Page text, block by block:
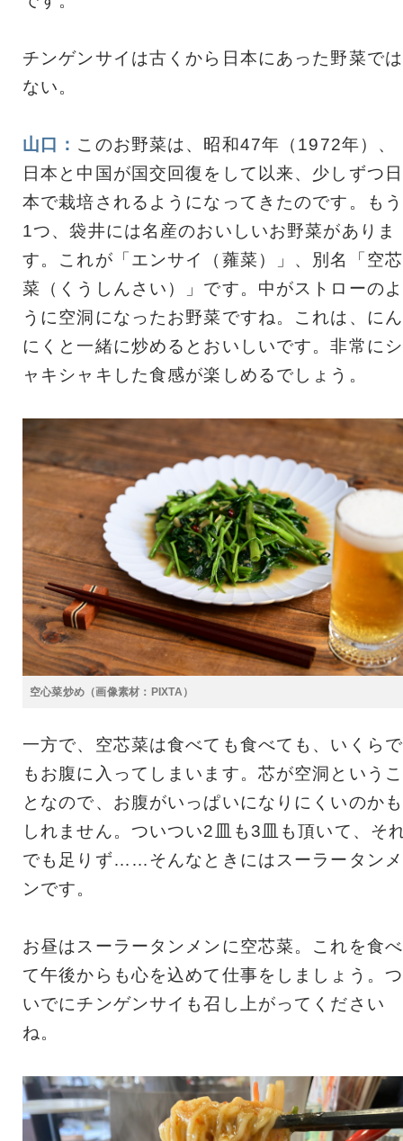
チンゲンサイは古くから日本にあった野菜では
ない。
山口： このお野菜は、昭和47年（1972年）、
日本と中国が国交回復をして以来、少しずつ日
本で栽培されるようになってきたのです。もう
1つ、袋井には名産のおいしいお野菜がありま
す。これが「エンサイ（蕹菜）」、別名「空芯
菜（くうしんさい）」です。中がストローのよ
うに空洞になったお野菜ですね。これは、にん
にくと一緒に炒めるとおいしいです。非常にシ
ャキシャキした食感が楽しめるでしょう。
空心菜炒め（画像素材：PIXTA）
一方で、空芯菜は食べても食べても、いくらで
もお腹に入ってしまいます。芯が空洞というこ
となので、お腹がいっぱいになりにくいのかも
しれません。ついつい2皿も3皿も頂いて、そ
でも足りず……そんなときにはスーラータンメ
ンです。
お昼はスーラータンメンに空芯菜。これを食べ
て午後からも心を込めて仕事をしましょう。つ
いでにチンゲンサイも召し上がってください
ね。